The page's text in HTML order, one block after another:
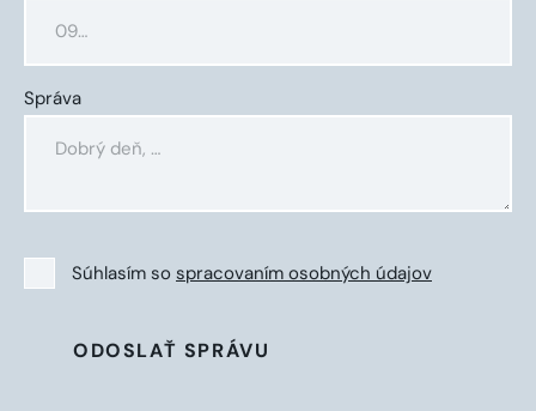
Správa
Súhlasím so spracovaním osobných údajov
ODOSLAŤ SPRÁVU